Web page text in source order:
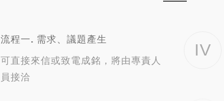
流程一. 需求、議題產生
可直接來信或致電成銘，將由專責人
員接洽
IV